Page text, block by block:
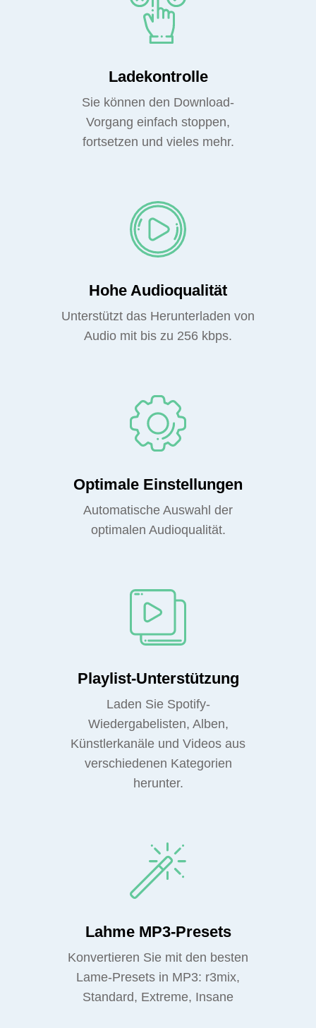
Ladekontrolle
Sie können den Download-
Vorgang einfach stoppen,
fortsetzen und vieles mehr.
Hohe Audioqualität
Unterstützt das Herunterladen von
Audio mit bis zu 256 kbps.
Optimale Einstellungen
Automatische Auswahl der
optimalen Audioqualität.
Playlist-Unterstützung
Laden Sie Spotify-
Wiedergabelisten, Alben,
Künstlerkanäle und Videos aus
verschiedenen Kategorien
herunter.
Lahme MP3-Presets
Konvertieren Sie mit den besten
Lame-Presets in MP3: r3mix,
Standard, Extreme, Insane